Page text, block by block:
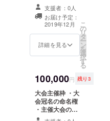
マーク等のご提
出・ご確認をさ
せて頂くために
ご連絡を取らせ
メールアドレス
のご登録をお願
への企業ロゴ・
企業名の掲載 ・
ホームページス
ポンサー紹介
ページへの企業
ロゴ・企業名の
掲載 ・大会告知
の掲載 ・グッズ
製作に伴う、サ
ンプル品の優先
提供（予定） ※
支援時にご登録
いただく企業
支援者：0人
お届け予定：
2019年12月
詳細を見る
こ
の
リ
タ
ー
ン
を
選
択
す
る
100,000円 残り3
大会主催枠 ・大
会冠名の命名権
・主催大会の運
営への参加権